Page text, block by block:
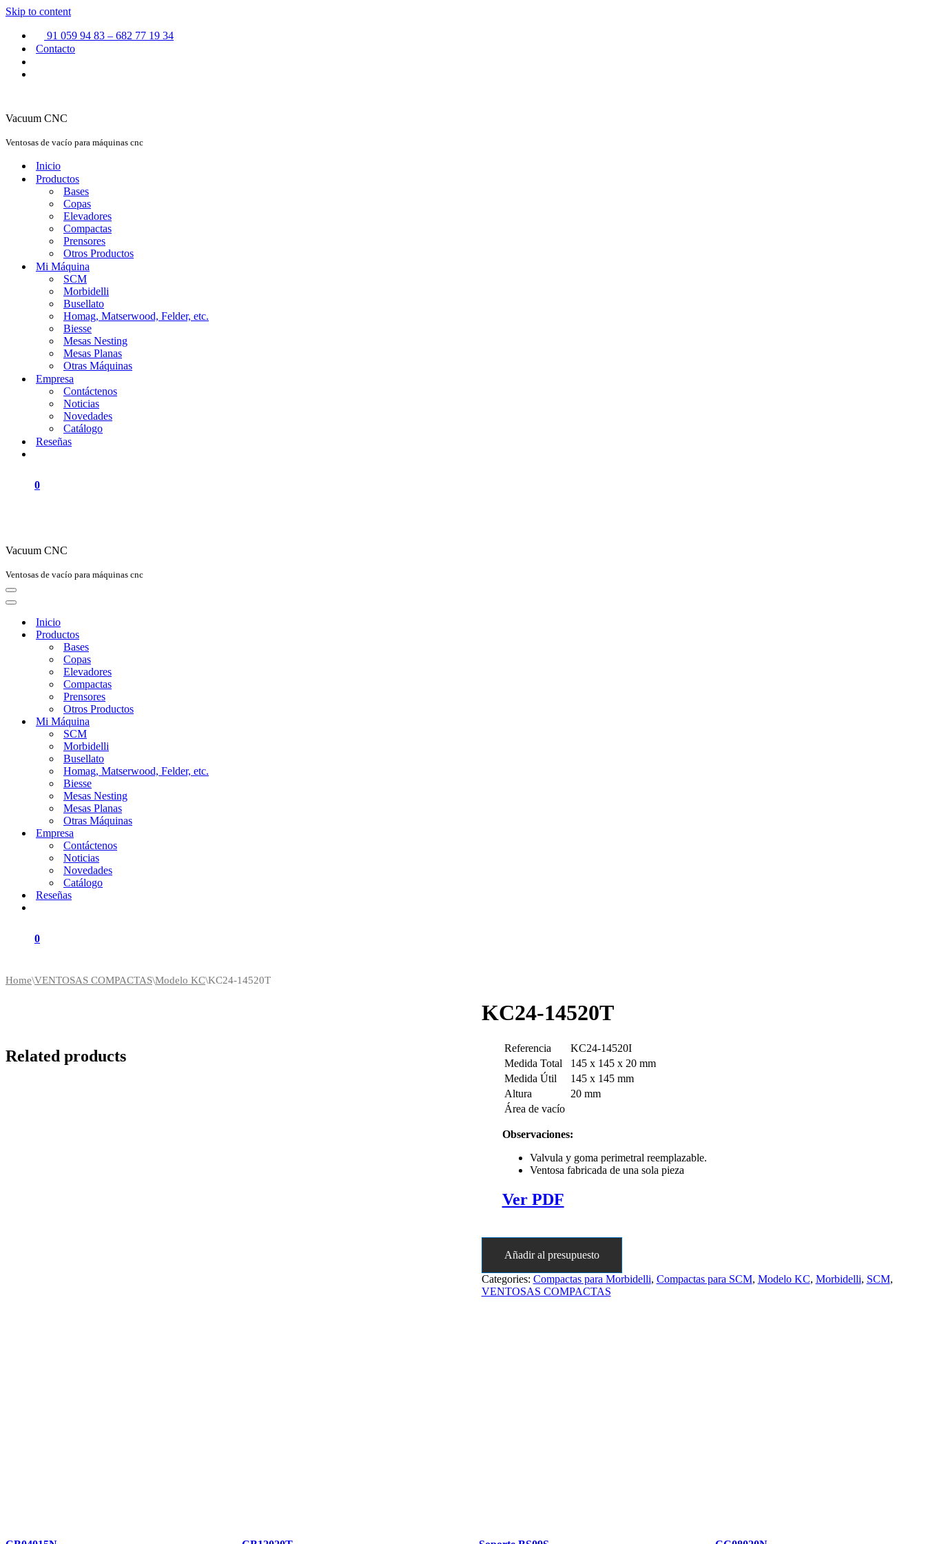
Skip to content
91 059 94 83 – 682 77 19 34
Contacto
Vacuum CNC
Ventosas de vacío para máquinas cnc
Inicio
Productos
Bases
Copas
Elevadores
Compactas
Prensores
Otros Productos
Mi Máquina
SCM
Morbidelli
Busellato
Homag, Matserwood, Felder, etc.
Biesse
Mesas Nesting
Mesas Planas
Otras Máquinas
Empresa
Contáctenos
Noticias
Novedades
Catálogo
Reseñas
0
Vacuum CNC
Ventosas de vacío para máquinas cnc
Navigation
Menu
Navigation
Inicio
Productos
Bases
Copas
Elevadores
Compactas
Prensores
Otros Productos
Mi Máquina
SCM
Morbidelli
Busellato
Homag, Matserwood, Felder, etc.
Biesse
Mesas Nesting
Mesas Planas
Otras Máquinas
Empresa
Contáctenos
Noticias
Novedades
Catálogo
Reseñas
0
Home\VENTOSAS COMPACTAS\Modelo KC\KC24-14520T
KC24-14520T
Referencia
KC24-14520I
Medida Total
145 x 145 x 20 mm
Medida Útil
145 x 145 mm
Altura
20 mm
Área de vacío
Observaciones:
Valvula y goma perimetral reemplazable.
Ventosa fabricada de una sola pieza
Ver PDF
Añadir al presupuesto
Categories: Compactas para Morbidelli, Compactas para SCM, Modelo KC, Morbidelli, SCM,
VENTOSAS COMPACTAS
Related products